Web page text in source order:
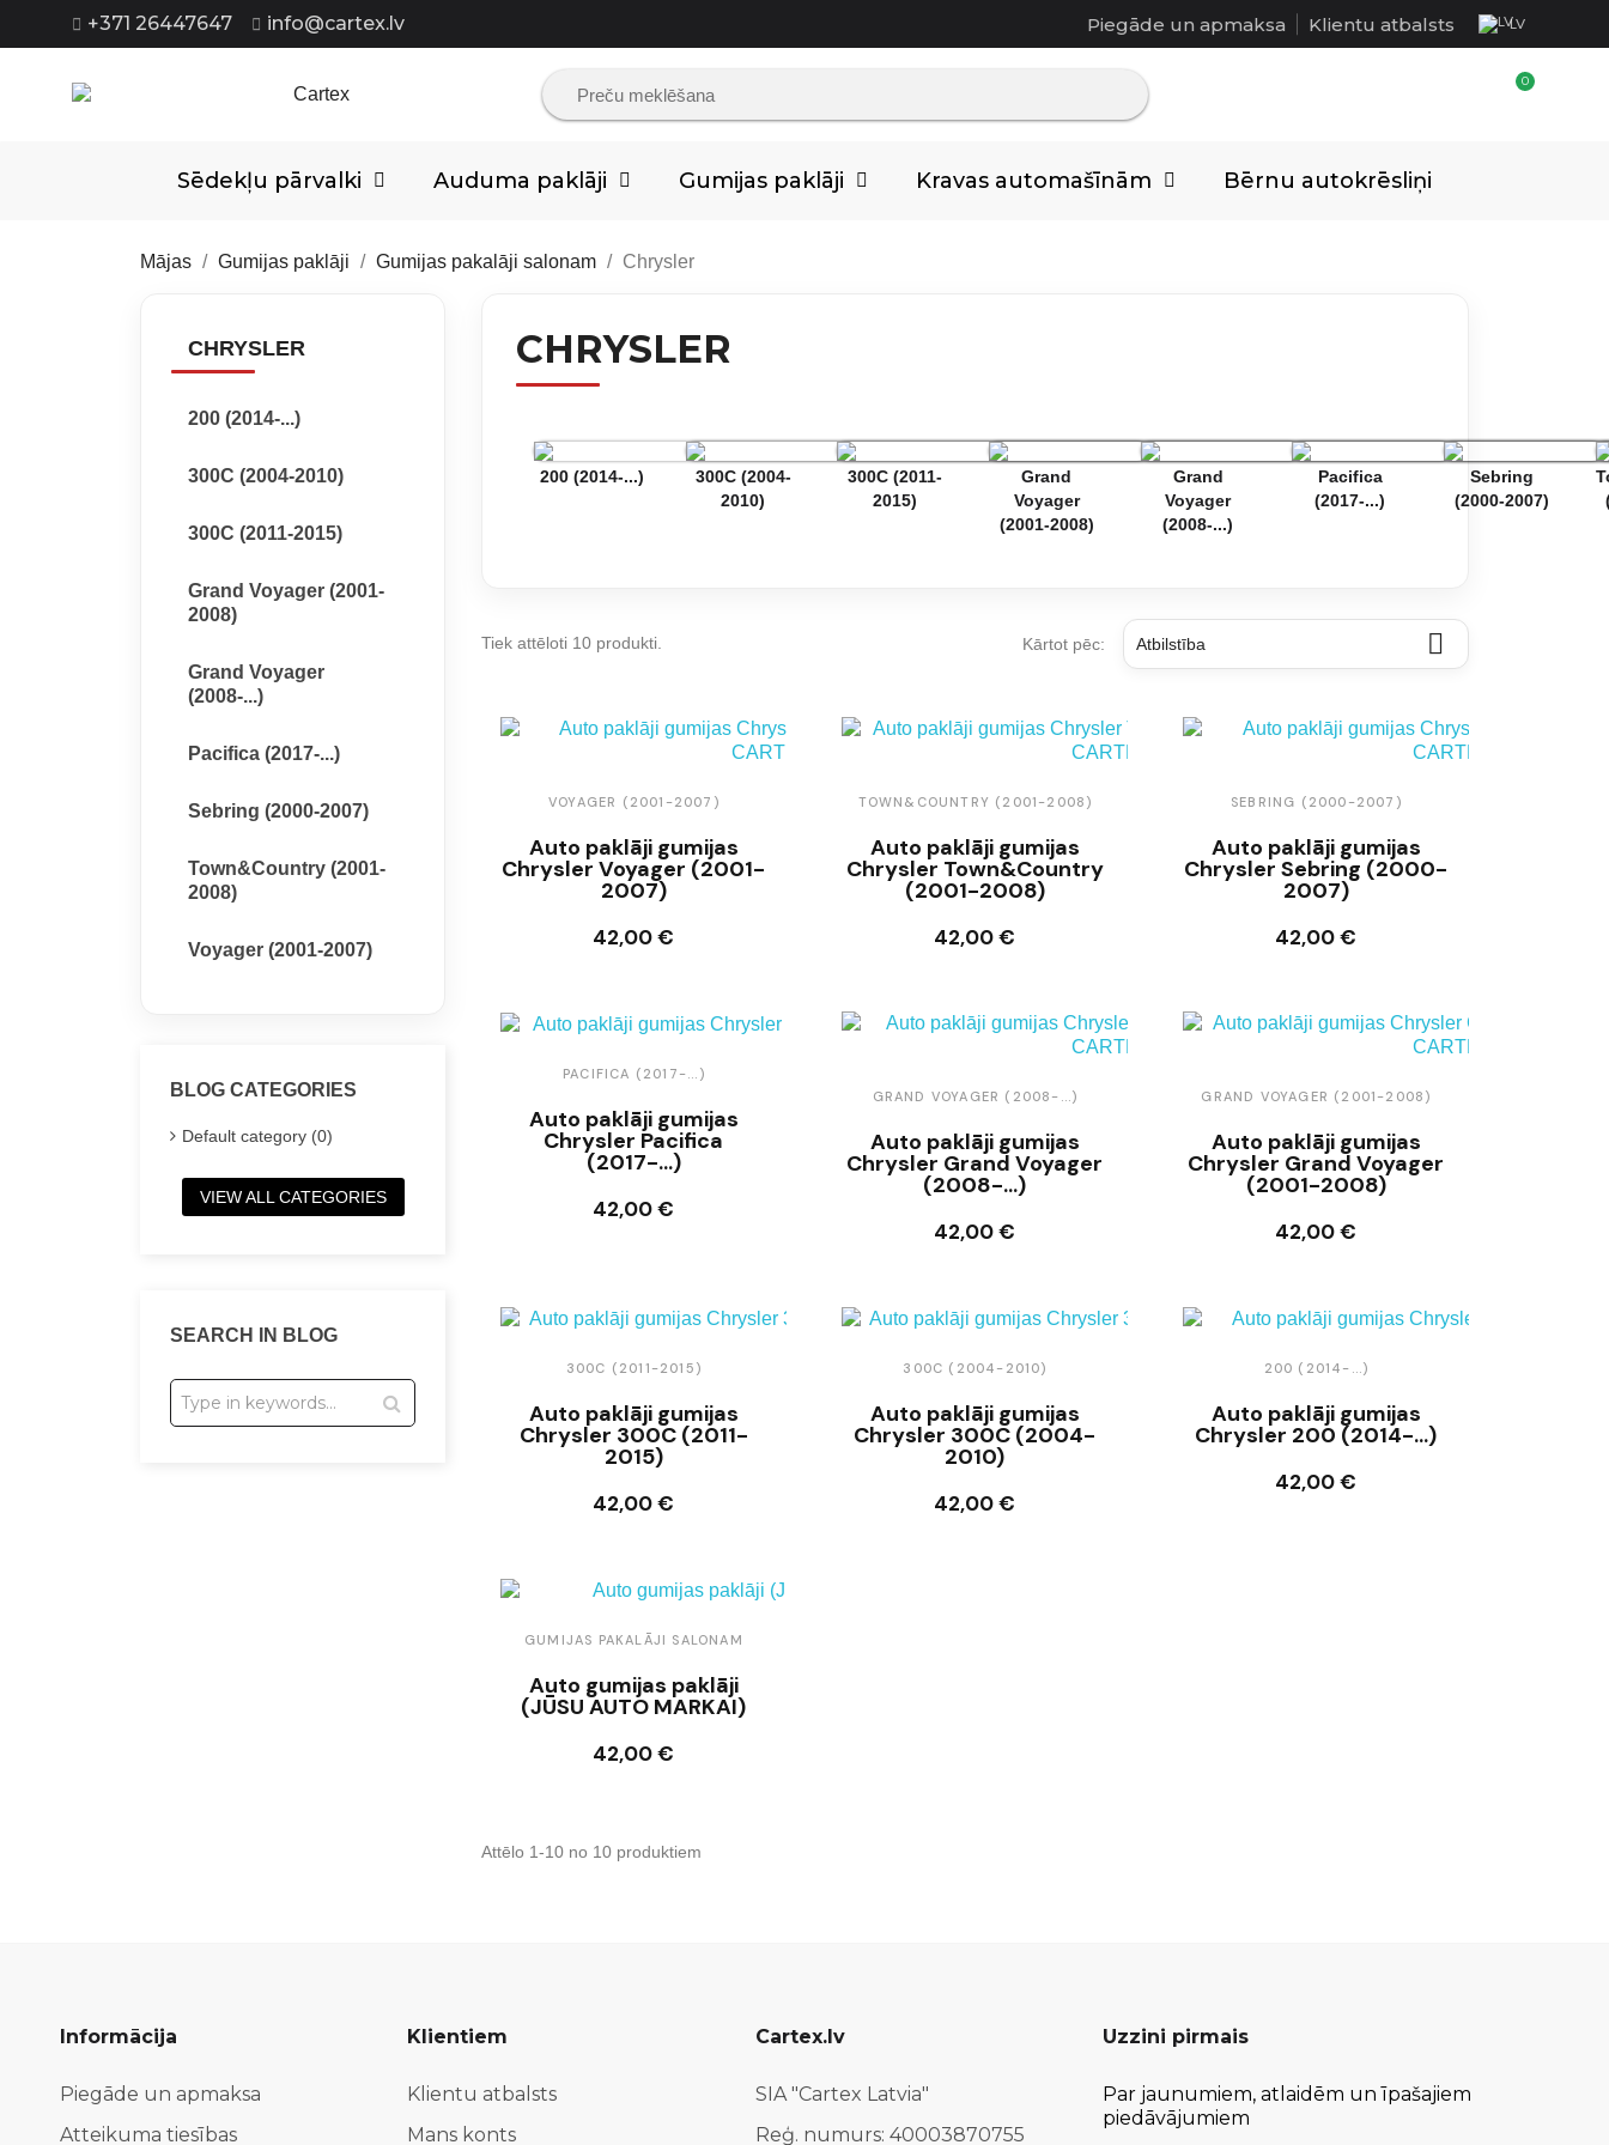
+371 26447647 info@cartex.lv Piegāde un apmaksa Klientu atbalsts LV
Sēdekļu pārvalki Auduma paklāji Gumijas paklāji Kravas automašīnām Bērnu autokrēsliņi
Mājas Gumijas paklāji Gumijas pakalāji salonam Chrysler
CHRYSLER
200 (2014-...)
300C (2004-2010)
300C (2011-2015)
Grand Voyager (2001-
2008)
Grand Voyager
(2008-...)
Pacifica (2017-...)
Sebring (2000-2007)
Town&Country (2001-
2008)
Voyager (2001-2007)
BLOG CATEGORIES
Default category (0)
VIEW ALL CATEGORIES
SEARCH IN BLOG
CHRYSLER
200 (2014-...)
300C (2004-
2010)
300C (2011-
2015)
Grand
Voyager
(2001-2008)
Grand
Voyager
(2008-...)
Pacifica
(2017-...)
Sebring
(2000-2007)
Tiek attēloti 10 produkti. Kārtot pēc: Atbilstība 
VOYAGER (2001-2007)
Auto paklāji gumijas
Chrysler Voyager (2001-
2007)
42,00 €
Ielikt grozā
TOWN&COUNTRY (2001-2008)
Auto paklāji gumijas
Chrysler Town&Country
(2001-2008)
42,00 €
Ielikt grozā
SEBRING (2000-2007)
Auto paklāji gumijas
Chrysler Sebring (2000-
2007)
42,00 €
Ielikt grozā
PACIFICA (2017-...)
Auto paklāji gumijas
Chrysler Pacifica
(2017-...)
42,00 €
Ielikt grozā
GRAND VOYAGER (2008-...)
Auto paklāji gumijas
Chrysler Grand Voyager
(2008-...)
42,00 €
Ielikt grozā
GRAND VOYAGER (2001-2008)
Auto paklāji gumijas
Chrysler Grand Voyager
(2001-2008)
42,00 €
Ielikt grozā
300C (2011-2015)
Auto paklāji gumijas
Chrysler 300C (2011-
2015)
42,00 €
Ielikt grozā
300C (2004-2010)
Auto paklāji gumijas
Chrysler 300C (2004-
2010)
42,00 €
Ielikt grozā
200 (2014-...)
Auto paklāji gumijas
Chrysler 200 (2014-...)
42,00 €
Ielikt grozā
GUMIJAS PAKALĀJI SALONAM
Auto gumijas paklāji
(JŪSU AUTO MARKAI)
42,00 €
Ielikt grozā
Attēlo 1-10 no 10 produktiem
Informācija
Piegāde un apmaksa
Atteikuma tiesības
Klientiem
Klientu atbalsts
Mans konts
Cartex.lv
SIA "Cartex Latvia"
Reģ. numurs: 40003870755
Uzzini pirmais
Par jaunumiem, atlaidēm un īpašajiem
piedāvājumiem